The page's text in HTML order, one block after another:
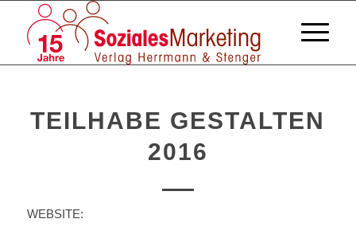
TEILHABE GESTALTEN
2016
WEBSITE: